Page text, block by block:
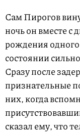
Сам Пирогов
ночь он вместе с
рождения одного
состоянии
Сразу после
признательные
них, когда
сказал ему, что